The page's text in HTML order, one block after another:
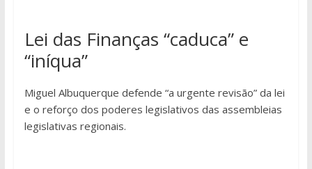
Lei das Finanças “caduca” e
“iníqua”
Miguel Albuquerque defende “a urgente revisão” da lei
e o reforço dos poderes legislativos das assembleias
legislativas regionais.